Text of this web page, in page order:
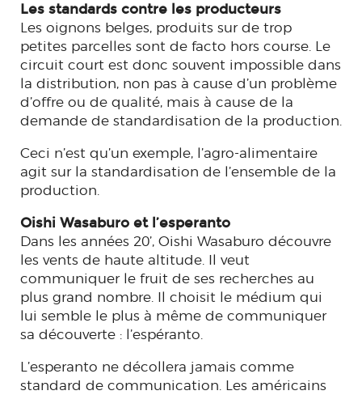
Les standards contre les producteurs
Les oignons belges, produits sur de trop
petites parcelles sont de facto hors course. Le
circuit court est donc souvent impossible dans
la distribution, non pas à cause d’un problème
d’offre ou de qualité, mais à cause de la
demande de standardisation de la production.
Ceci n’est qu’un exemple, l’agro-alimentaire
agit sur la standardisation de l’ensemble de la
production.
Oishi Wasaburo et l’esperanto
Dans les années 20’, Oishi Wasaburo découvre
les vents de haute altitude. Il veut
communiquer le fruit de ses recherches au
plus grand nombre. Il choisit le médium qui
lui semble le plus à même de communiquer
sa découverte : l’espéranto.
L’esperanto ne décollera jamais comme
standard de communication. Les américains